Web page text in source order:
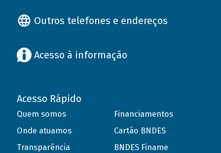
Outros telefones e endereços
Acesso à informação
Acesso Rápido
Quem somos
Onde atuamos
Transparência
Financiamentos
Cartão BNDES
BNDES Finame